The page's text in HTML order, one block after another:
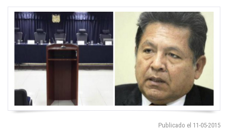
Publicado el 11-05-2015